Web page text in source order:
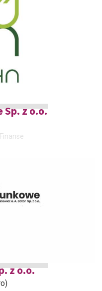
Sp. z o.o.
z o.o.